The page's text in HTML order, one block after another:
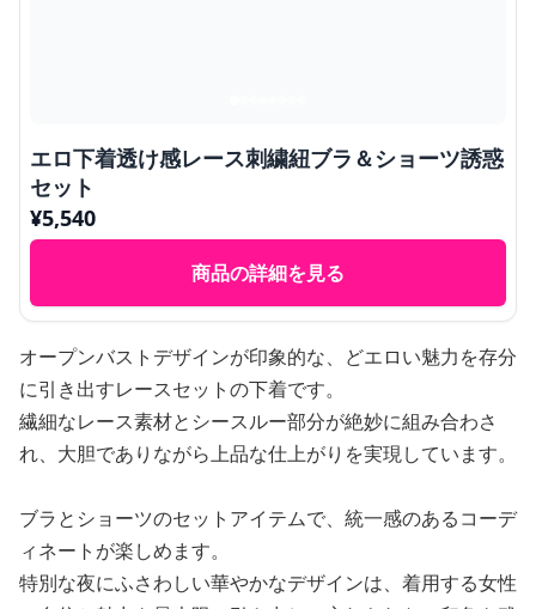
エロ下着透け感レース刺繍紐ブラ＆ショーツ誘惑
セット
¥5,540
商品の詳細を見る
オープンバストデザインが印象的な、どエロい魅力を存分
に引き出すレースセットの下着です。
繊細なレース素材とシースルー部分が絶妙に組み合わさ
れ、大胆でありながら上品な仕上がりを実現しています。
ブラとショーツのセットアイテムで、統一感のあるコーデ
ィネートが楽しめます。
特別な夜にふさわしい華やかなデザインは、着用する女性